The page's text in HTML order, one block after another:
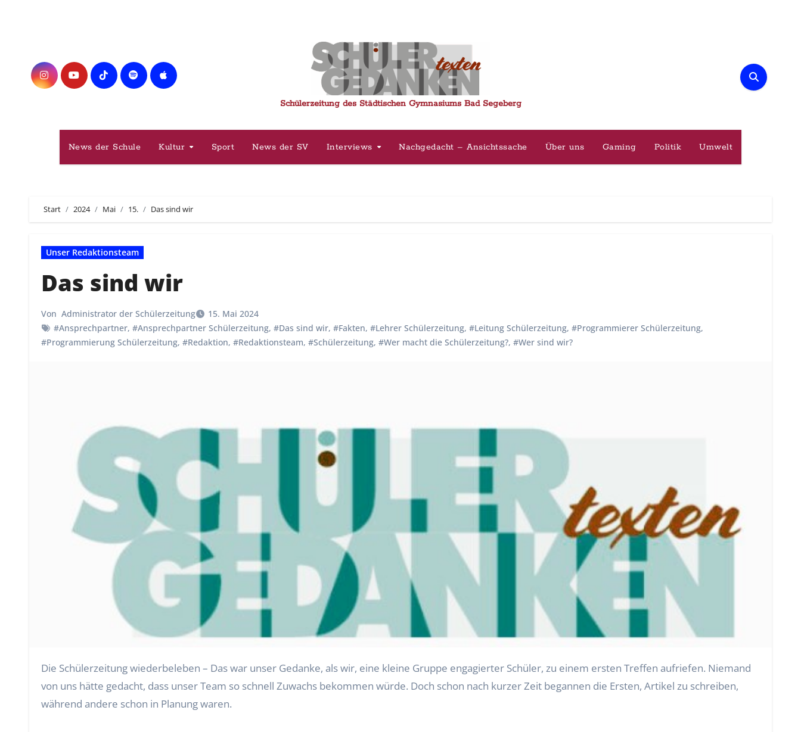
Schülerzeitung des Städtischen Gymnasiums Bad Segeberg
News der Schule Kultur Sport News der SV Interviews Nachgedacht – Ansichtssache Über uns Gaming Politik Umwelt
Start 2024 Mai 15. Das sind wir
Unser Redaktionsteam
Das sind wir
Von Administrator der Schülerzeitung
15. Mai 2024
#Ansprechpartner, #Ansprechpartner Schülerzeitung, #Das sind wir, #Fakten, #Lehrer Schülerzeitung, #Leitung Schülerzeitung, #Programmierer Schülerzeitung,
#Programmierung Schülerzeitung, #Redaktion, #Redaktionsteam, #Schülerzeitung, #Wer macht die Schülerzeitung?, #Wer sind wir?
Die Schülerzeitung wiederbeleben – Daswar unser Gedanke, als wir, eine kleine Gruppe engagierter Schüler, zu einem ersten Treffen aufriefen. Niemand
von uns hätte gedacht, dass unser Team so schnell Zuwachs bekommen würde. Doch schon nach kurzer Zeit begannen die Ersten, Artikel zu schreiben,
während andere schon in Planung waren.